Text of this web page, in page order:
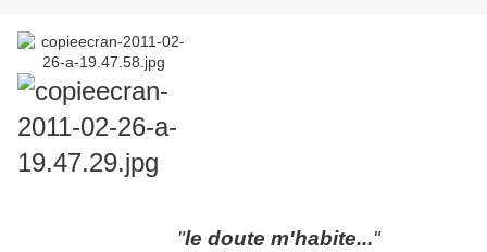
"le doute m'habite..."